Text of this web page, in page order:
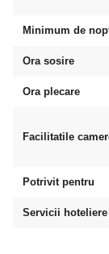
Minimum de
Ora sosire
Ora plecare
Facilitatile
Potrivit pentru
Servicii hoteliere